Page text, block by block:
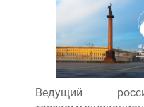
Ведущий